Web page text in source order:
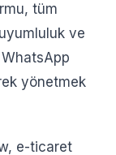
tüm
ve
WhatsApp
yönetmek
e-ticaret